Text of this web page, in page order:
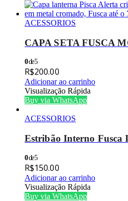
ACESSORIOS
CAPA SETA FUSCA
0de 5
R$200.00
Adicionar ao carrinho
Visualização Rápida
Buy via WhatsApp
ACESSORIOS
Estribão Interno Fusca
0de 5
R$150.00
Adicionar ao carrinho
Visualização Rápida
Buy via WhatsApp